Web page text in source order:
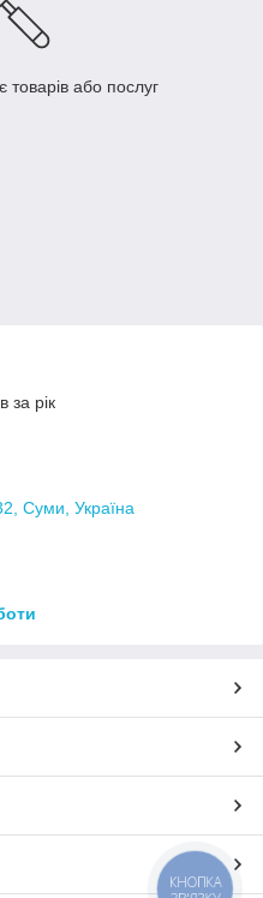
товарів або послуг
за рік
Суми, Україна
КНОПКА